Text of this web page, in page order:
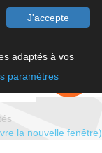
J'accepte
adaptés à vos
paramètres
FAIRE UN
DON
la nouvelle fenêtre)